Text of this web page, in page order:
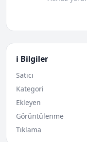
ℹ️ Bilgiler
Satıcı
Kategori
Ekleyen
Görüntülenme
Tıklama